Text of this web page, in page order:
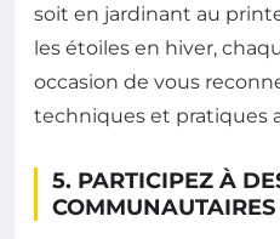
soit en jardinant au
les étoiles en hiver,
occasion de vous
techniques et pratiques
5. PARTICIPEZ À
COMMUNAUTAIRES